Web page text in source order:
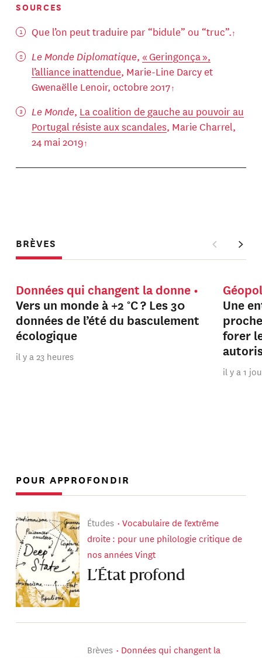
SOURCES
Que l’on peut traduire par “bidule” ou “truc”.
Le Monde Diplomatique, « Geringonça »,
l’alliance inattendue, Marie-Line Darcy et
Gwenaëlle Lenoir, octobre 2017
Le Monde, La coalition de gauche au pouvoir au
Portugal résiste aux scandales, Marie Charrel,
24 mai 2019
BRÈVES
Données qui changent la donne
Vers un monde à +2 °C ? Les 30
données de l’été du basculement
écologique
il y a 23 heures
Une
forer
il y a 1
POUR APPROFONDIR
Études
Vocabulaire de l'extrême
droite : pour une philologie critique de
nos années Vingt
L’État profond
Brèves
Données qui changent la